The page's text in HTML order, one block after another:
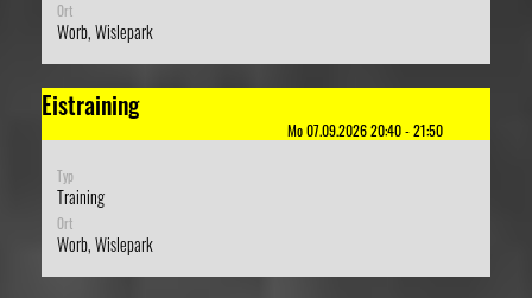
Ort
Worb, Wislepark
Eistraining
Mo 07.09.2026 20:40 - 21:50
Typ
Training
Ort
Worb, Wislepark